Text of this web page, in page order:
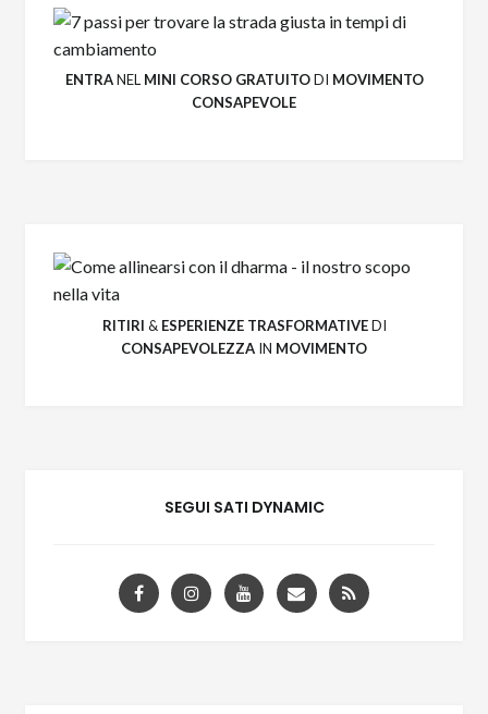
ENTRANELMINI CORSO GRATUITODI MOVIMENTO
CONSAPEVOLE
RITIRI & ESPERIENZE TRASFORMATIVEDI
CONSAPEVOLEZZA IN MOVIMENTO
SEGUI SATI DYNAMIC